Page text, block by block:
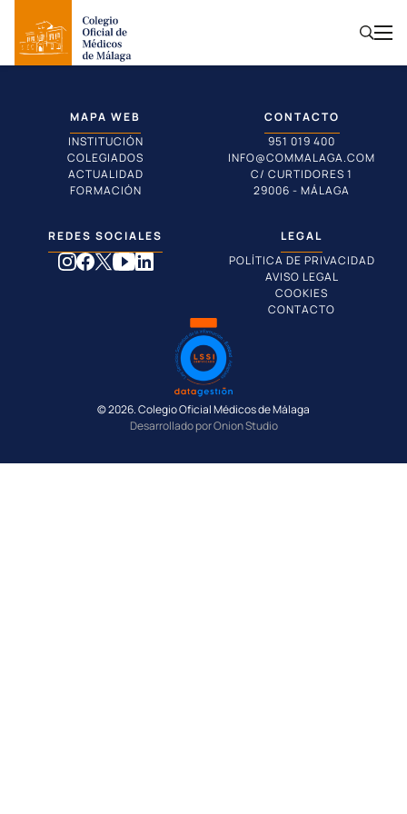
MAPA WEB
INSTITUCIÓN
COLEGIADOS
ACTUALIDAD
FORMACIÓN
CONTACTO
951 019 400
INFO@COMMALAGA.COM
C/ CURTIDORES 1
29006 - MÁLAGA
REDES SOCIALES
LEGAL
POLÍTICA DE PRIVACIDAD
AVISO LEGAL
COOKIES
CONTACTO
© 2026. Colegio Oficial Médicos de Málaga
Desarrollado por Onion Studio